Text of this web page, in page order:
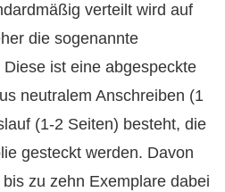
verteilt wird auf
die sogenannte
Diese ist eine abgespeckte
neutralem Anschreiben (1
(1-2 Seiten) besteht, die
gesteckt werden. Davon
zu zehn Exemplare dabei